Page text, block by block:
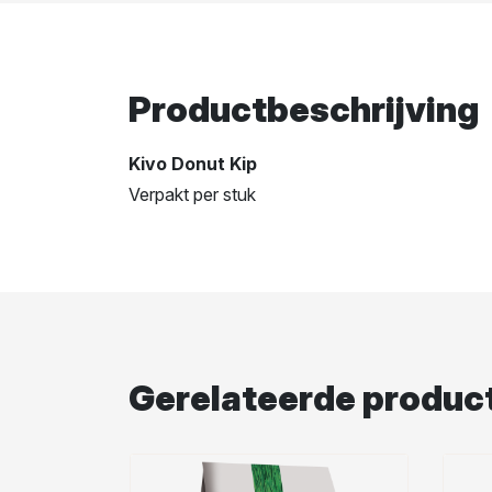
Productbeschrijving
Kivo Donut Kip
Verpakt per stuk
Gerelateerde